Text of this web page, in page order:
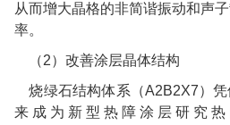
从而增大晶格的非简谐振动和声
率。
（2）改善涂层晶体结构
烧绿石结构体系（A2B2X7）
来成为新型热障涂层研究